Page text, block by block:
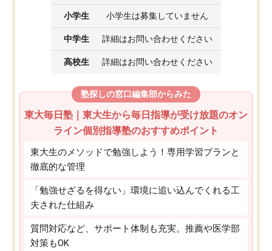
小学生 小学生は募集していません
中学生 詳細はお問い合わせください
高校生 詳細はお問い合わせください
塾探しの窓口編集部からみた
東大毎日塾｜東大生から毎日指導が受け放題のオン
ライン個別指導塾のおすすめポイント
東大生のメソッドで勉強しよう！専用学習プランと
徹底的な管理
「勉強せざるを得ない」環境に追い込んでくれる工
夫された仕組み
質問対応など、サポート体制も充実。推薦や医学部
対策もOK